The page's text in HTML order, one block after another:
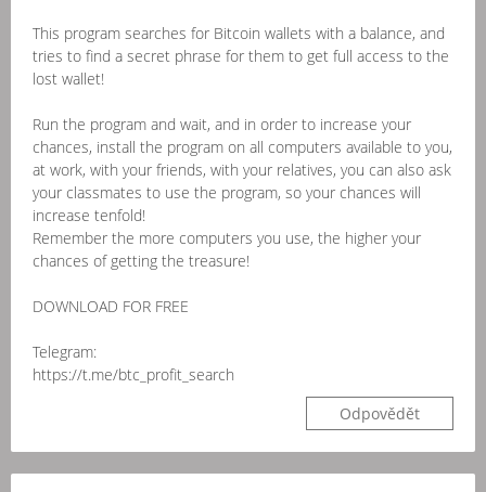
This program searches for Bitcoin wallets with a balance, and
tries to find a secret phrase for them to get full access to the
lost wallet!
Run the program and wait, and in order to increase your
chances, install the program on all computers available to you,
at work, with your friends, with your relatives, you can also ask
your classmates to use the program, so your chances will
increase tenfold!
Remember the more computers you use, the higher your
chances of getting the treasure!
DOWNLOAD FOR FREE
Telegram:
https://t.me/btc_profit_search
Odpovědět